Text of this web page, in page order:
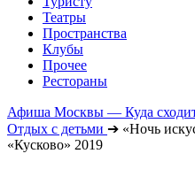
Театры
Пространства
Клубы
Прочее
Рестораны
Афиша Москвы — Куда
Отдых с детьми ➔ «Ночь
«Кусково» 2019